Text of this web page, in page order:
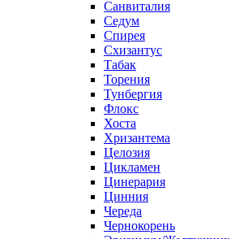
Санвиталия
Седум
Спирея
Схизантус
Табак
Торения
Тунбергия
Флокс
Хоста
Хризантема
Целозия
Цикламен
Цинерария
Цинния
Череда
Чернокорень